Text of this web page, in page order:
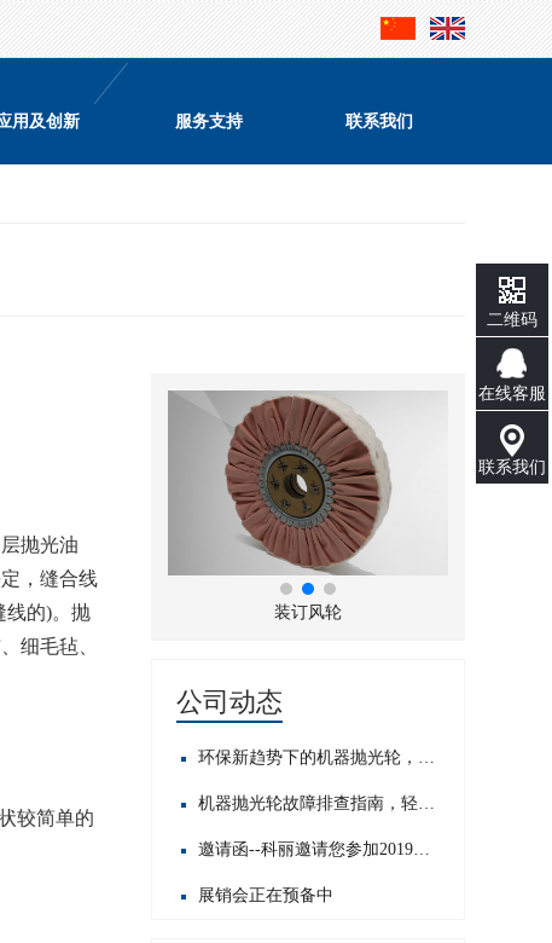
用及创新 服务支持 联系我们
抛光油
，缝合线
线的)。抛
细毛毡、
较简单的
风布轮 装订风轮
公司动态
环保新趋势下的机器抛光轮，发展前景如何？
机器抛光轮故障排查指南，轻松应对常见问题​
邀请函--科丽邀请您参加2019中国国际五金展
展销会正在预备中
二维码
在线客服
联系我们